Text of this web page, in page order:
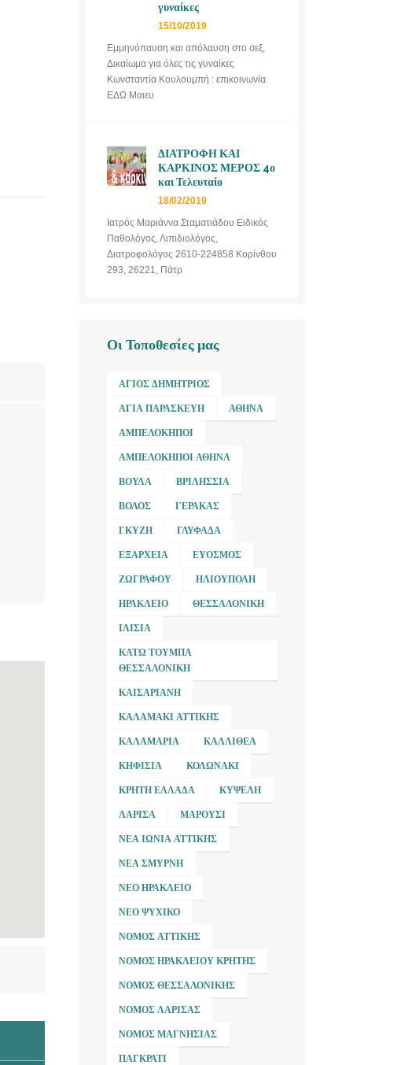
γυναίκες
15/10/2019
Εμμηνόπαυση και απόλαυση στο σεξ,
Δικαίωμα για όλες τις γυναίκες
Κωνσταντία Κουλουμπή : επικοινωνία
ΕΔΩ Μαιευ
ΔΙΑΤΡΟΦΗ ΚΑΙ
ΚΑΡΚΙΝΟΣ ΜΕΡΟΣ 4ο
και Τελευταίο
18/02/2019
Ιατρός Μαριάννα Σταματιάδου Ειδικός
Παθολόγος, Λιπιδιολόγος,
Διατροφολόγος 2610-224858 Κορίνθου
293, 26221, Πάτρ
Οι Τοποθεσίες μας
ΆΓΙΟΣ ΔΗΜΉΤΡΙΟΣ
ΑΓΊΑ ΠΑΡΑΣΚΕΥΉ ΑΘΉΝΑ
ΑΜΠΕΛΌΚΗΠΟΙ
ΑΜΠΕΛΌΚΗΠΟΙ ΑΘΉΝΑ
ΒΟΎΛΑ ΒΡΙΛΉΣΣΙΑ
ΒΌΛΟΣ ΓΈΡΑΚΑΣ
ΓΚΎΖΗ ΓΛΥΦΆΔΑ
ΕΞΆΡΧΕΙΑ ΕΎΟΣΜΟΣ
ΖΩΓΡΆΦΟΥ ΗΛΙΟΎΠΟΛΗ
ΗΡΆΚΛΕΙΟ ΘΕΣΣΑΛΟΝΊΚΗ
ΙΛΊΣΙΑ
ΚΆΤΩ ΤΟΎΜΠΑ
ΘΕΣΣΑΛΟΝΊΚΗ
ΚΑΙΣΑΡΙΑΝΉ
ΚΑΛΑΜΆΚΙ ΑΤΤΙΚΉΣ
ΚΑΛΑΜΑΡΙΆ ΚΑΛΛΙΘΈΑ
ΚΗΦΙΣΙΆ ΚΟΛΩΝΆΚΙ
ΚΡΉΤΗ ΕΛΛΆΔΑ ΚΥΨΈΛΗ
ΛΆΡΙΣΑ ΜΑΡΟΎΣΙ
ΝΈΑ ΙΩΝΊΑ ΑΤΤΙΚΉΣ
ΝΈΑ ΣΜΎΡΝΗ
ΝΈΟ ΗΡΆΚΛΕΙΟ
ΝΈΟ ΨΥΧΙΚΌ
ΝΟΜΌΣ ΑΤΤΙΚΉΣ
ΝΟΜΌΣ ΗΡΑΚΛΕΊΟΥ ΚΡΉΤΗΣ
ΝΟΜΌΣ ΘΕΣΣΑΛΟΝΊΚΗΣ
ΝΟΜΌΣ ΛΆΡΙΣΑΣ
ΝΟΜΌΣ ΜΑΓΝΗΣΊΑΣ
ΠΑΓΚΡΆΤΙ